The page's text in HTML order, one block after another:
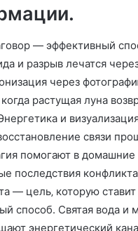
— эффективный
и разрыв лечатся
через
растущая луна
и
связи
помогают в домашние
последствия
— цель‚ которую
способ. Святая вода и
энергетический